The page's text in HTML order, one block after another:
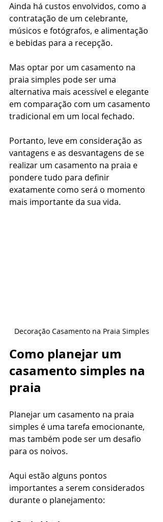
Ainda há custos envolvidos, como a
contratação de um celebrante,
músicos e fotógrafos, e alimentação
e bebidas para a recepção.
Mas optar por um casamento na
praia simples pode ser uma
alternativa mais acessível e elegante
em comparação com um casamento
tradicional em um local fechado.
Portanto, leve em consideração as
vantagens e as desvantagens de se
realizar um casamento na praia e
pondere tudo para definir
exatamente como será o momento
mais importante da sua vida.
Decoração Casamento na Praia Simples
Como planejar um
casamento simples na
praia
Planejar um casamento na praia
simples é uma tarefa emocionante,
mas também pode ser um desafio
para os noivos.
Aqui estão alguns pontos
importantes a serem considerados
durante o planejamento: